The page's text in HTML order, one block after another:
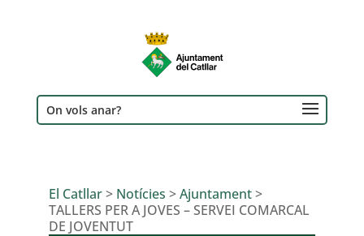
On vols anar?
El Catllar> Notícies >Ajuntament>
TALLERS PER A JOVES – SERVEI COMARCAL
DE JOVENTUT